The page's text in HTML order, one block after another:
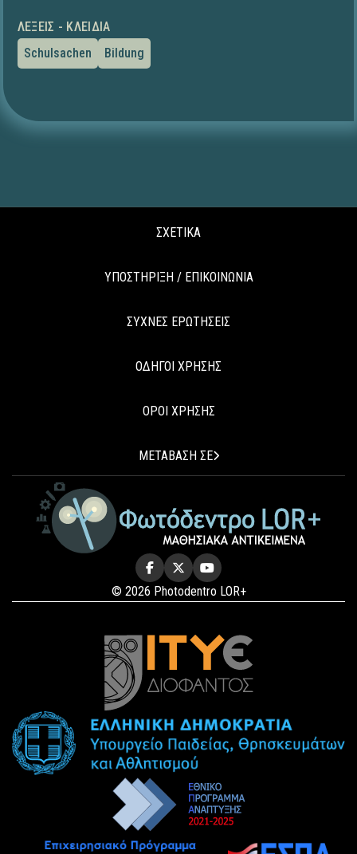
ΛΈΞΕΙΣ - ΚΛΕΙΔΙΆ
Schulsachen
Bildung
ΣΧΕΤΙΚΑ
ΥΠΟΣΤΗΡΙΞΗ / ΕΠΙΚΟΙΝΩΝΙΑ
ΣΥΧΝΕΣ ΕΡΩΤΗΣΕΙΣ
ΟΔΗΓΟΙ ΧΡΗΣΗΣ
ΟΡΟΙ ΧΡΗΣΗΣ
ΜΕΤΑΒΑΣΗ ΣΕ
© 2026 Photodentro LOR+